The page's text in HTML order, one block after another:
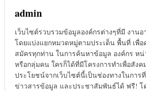
admin
เว็บไซต์รวบรวมข้อมูลองค์กรต่างๆที่มี งาน
โดยแบ่งแยกหมวดหมู่ตามประเด็น พื้นที่ เพื่
สมัครทุกท่าน ในการค้นหาข้อมูล องค์กร หน่
หรือกลุ่มคน ใครก็ได้ที่มีโครงการทำเพื่อสังค
ประโยชน์จากเว็บไซต์นี้เป็นช่องทางในการ
ข่าวสารข้อมูล และประชาสัมพันธ์ได้ ฟรี! โ